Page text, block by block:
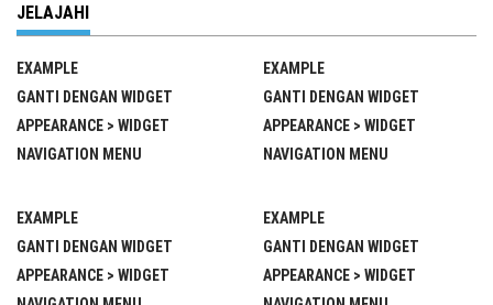
JELAJAHI
EXAMPLE
GANTI DENGAN WIDGET
APPEARANCE > WIDGET
NAVIGATION MENU
EXAMPLE
GANTI DENGAN WIDGET
APPEARANCE > WIDGET
NAVIGATION MENU
EXAMPLE
GANTI DENGAN WIDGET
APPEARANCE > WIDGET
EXAMPLE
GANTI DENGAN WIDGET
APPEARANCE > WIDGET